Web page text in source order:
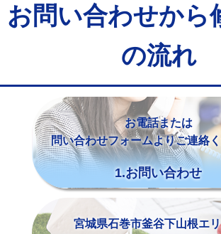
お問い合わせから
の流れ
お電話または
問い合わせフォームよりご連絡く
1.お問い合わせ
宮城県石巻市釜谷下山根エ